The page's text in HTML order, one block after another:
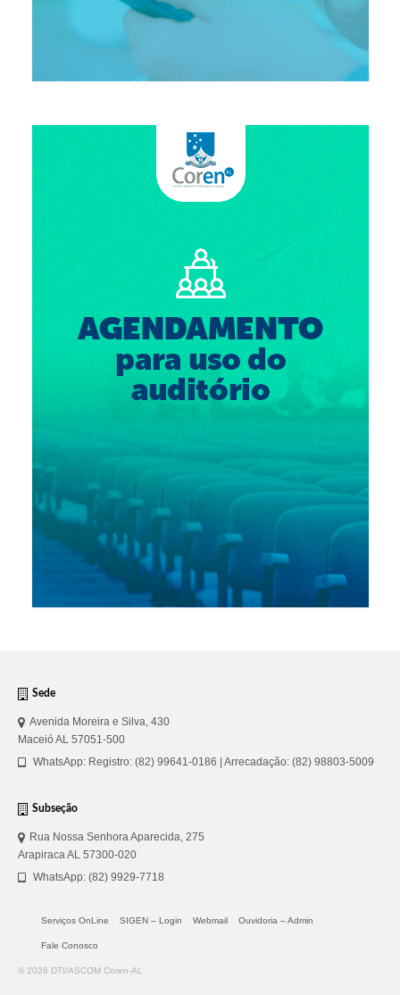
Portarias
Resoluções
Processos Éticos
Censura Pública
Suspensão do Exercício Profissional
Reserva de auditório
Ouvidoria
Contatos
Fale Conosco
NEP
Sede
Avenida Moreira e Silva, 430
Maceió AL 57051-500
WhatsApp: Registro: (82) 99641-0186 | Arrecadação: (82) 98803-5009
Subseção
Rua Nossa Senhora Aparecida, 275
Arapiraca AL 57300-020
WhatsApp: (82) 9929-7718
Serviços OnLine SIGEN – Login Webmail Ouvidoria – Admin
Fale Conosco
© 2026 DTI/ASCOM Coren-AL